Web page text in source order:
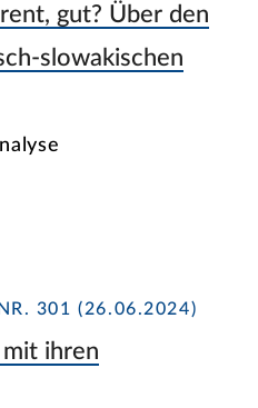
gut? Über den
slowakischen
301 (26.06.2024)
ihren